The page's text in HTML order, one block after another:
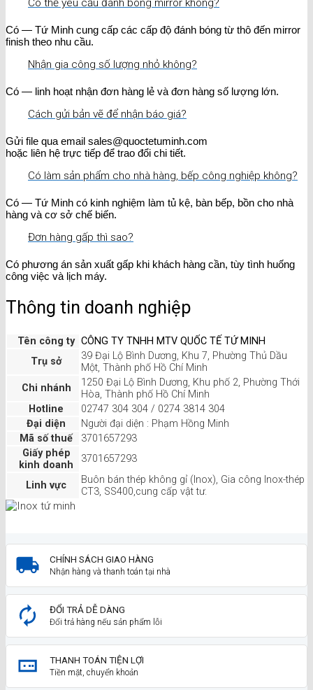
Có thể yêu cầu đánh bóng mirror không?
Có — Tứ Minh cung cấp các cấp độ đánh bóng từ thô đến mirror
finish theo nhu cầu.
Nhận gia công số lượng nhỏ không?
Có — linh hoạt nhận đơn hàng lẻ và đơn hàng số lượng lớn.
Cách gửi bản vẽ để nhận báo giá?
Gửi file qua email sales@quoctetuminh.com
hoặc liên hệ trực tiếp để trao đổi chi tiết.
Có làm sản phẩm cho nhà hàng, bếp công nghiệp không?
Có — Tứ Minh có kinh nghiệm làm tủ kệ, bàn bếp, bồn cho nhà
hàng và cơ sở chế biến.
Đơn hàng gấp thì sao?
Có phương án sản xuất gấp khi khách hàng cần, tùy tình huống
công việc và lịch máy.
Thông tin doanh nghiệp
Tên công ty CÔNG TY TNHH MTV QUỐC TẾ TỨ MINH
Trụ sở
39 Đại Lộ Bình Dương, Khu 7, Phường Thủ Dầu
Một, Thành phố Hồ Chí Minh
Chi nhánh
1250 Đại Lộ Bình Dương, Khu phố 2, Phường Thới
Hòa, Thành phố Hồ Chí Minh
Hotline
02747 304 304 / 0274 3814 304
Đại diện
Người đại diện : Phạm Hồng Minh
Mã số thuế
3701657293
Giấy phép
kinh doanh
3701657293
Linh vực
Buôn bán thép không gỉ (Inox), Gia công Inox-thép
CT3, SS400,cung cấp vật tư.
CHÍNH SÁCH GIAO HÀNG
Nhận hàng và thanh toán tại nhà
ĐỔI TRẢ DỄ DÀNG
Đổi trả hàng nếu sản phẩm lỗi
THANH TOÁN TIỆN LỢI
Tiền mặt, chuyển khoản